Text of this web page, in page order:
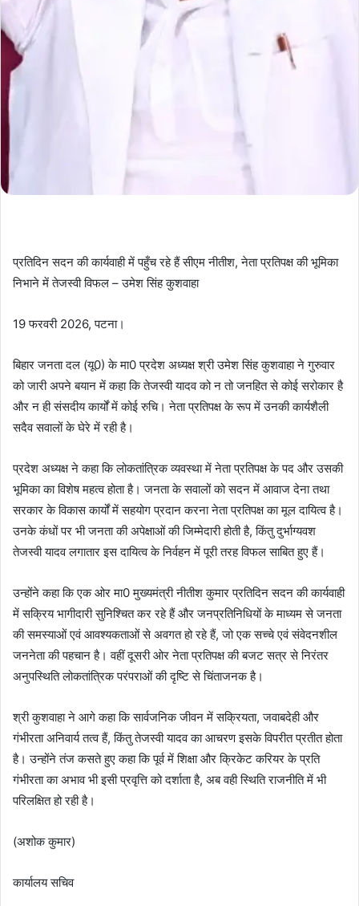
प्रतिदिन सदन की कार्यवाही में पहुँच रहे हैं सीएम नीतीश, नेता प्रतिपक्ष की भूमिका
निभाने में तेजस्वी विफल – उमेश सिंह कुशवाहा
19 फरवरी 2026, पटना।
बिहार जनता दल (यू0) के मा0 प्रदेश अध्यक्ष श्री उमेश सिंह कुशवाहा ने गुरुवार
को जारी अपने बयान में कहा कि तेजस्वी यादव को न तो जनहित से कोई सरोकार है
और न ही संसदीय कार्यों में कोई रुचि। नेता प्रतिपक्ष के रूप में उनकी कार्यशैली
सदैव सवालों के घेरे में रही है।
प्रदेश अध्यक्ष ने कहा कि लोकतांत्रिक व्यवस्था में नेता प्रतिपक्ष के पद और उसकी
भूमिका का विशेष महत्व होता है। जनता के सवालों को सदन में आवाज देना तथा
सरकार के विकास कार्यों में सहयोग प्रदान करना नेता प्रतिपक्ष का मूल दायित्व है।
उनके कंधों पर भी जनता की अपेक्षाओं की जिम्मेदारी होती है, किंतु दुर्भाग्यवश
तेजस्वी यादव लगातार इस दायित्व के निर्वहन में पूरी तरह विफल साबित हुए हैं।
उन्होंने कहा कि एक ओर मा0 मुख्यमंत्री नीतीश कुमार प्रतिदिन सदन की कार्यवाही
में सक्रिय भागीदारी सुनिश्चित कर रहे हैं और जनप्रतिनिधियों के माध्यम से जनता
की समस्याओं एवं आवश्यकताओं से अवगत हो रहे हैं, जो एक सच्चे एवं संवेदनशील
जननेता की पहचान है। वहीं दूसरी ओर नेता प्रतिपक्ष की बजट सत्र से निरंतर
अनुपस्थिति लोकतांत्रिक परंपराओं की दृष्टि से चिंताजनक है।
श्री कुशवाहा ने आगे कहा कि सार्वजनिक जीवन में सक्रियता, जवाबदेही और
गंभीरता अनिवार्य तत्व हैं, किंतु तेजस्वी यादव का आचरण इसके विपरीत प्रतीत होता
है। उन्होंने तंज कसते हुए कहा कि पूर्व में शिक्षा और क्रिकेट करियर के प्रति
गंभीरता का अभाव भी इसी प्रवृत्ति को दर्शाता है, अब वही स्थिति राजनीति में भी
परिलक्षित हो रही है।
(अशोक कुमार)
कार्यालय सचिव